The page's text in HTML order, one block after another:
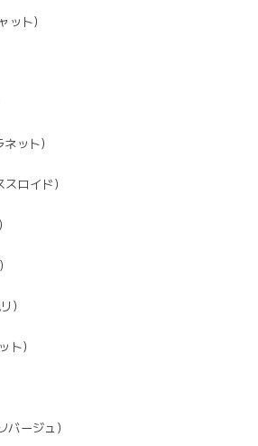
ット）
ット）
ロイド）
）
ト）
バージュ）